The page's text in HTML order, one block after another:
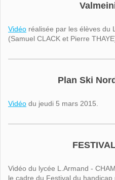
Vidéo réalisée par les élèves du
(Samuel CLACK et Pierre
Plan Ski
Vidéo du jeudi 5 mars 2015.
Vidéo du lycée L.Armand -
le cadre du Festival du handicap